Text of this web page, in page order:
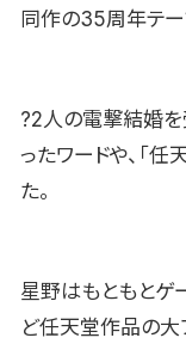
同作の35周年テー
?2人の電撃結婚を
ったワードや、「任
た。
星野はもともとゲ
ど任天堂作品の大